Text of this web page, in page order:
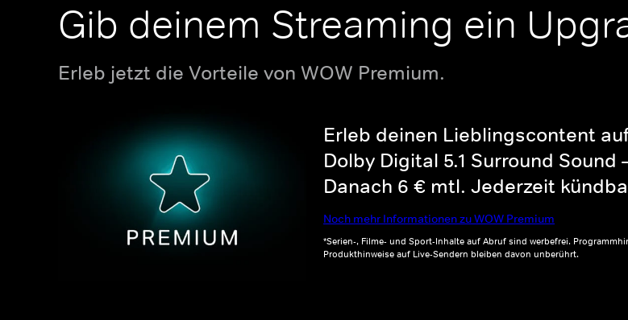
Gib deinem Streaming ein
Erleb jetzt die Vorteile von WOW Premium.
Erleb deinen Lieblingscontent
Dolby Digital 5.1 Surround
Danach 6 € mtl. Jederzeit
Noch mehr Informationen zu WOW Premium
*Serien-, Filme- und Sport-Inhalte auf Abruf sind werbefrei.
Produkthinweise auf Live-Sendern bleiben davon unberührt.